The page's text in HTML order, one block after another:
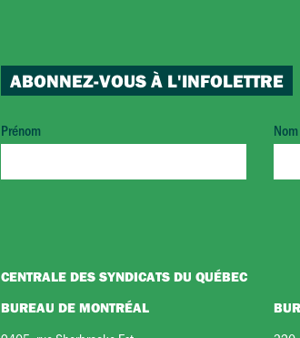
ABONNEZ-VOUS À L'INFOLETTRE
Prénom Nom
CENTRALE DES SYNDICATS DU QUÉBEC
BUREAU DE MONTRÉAL